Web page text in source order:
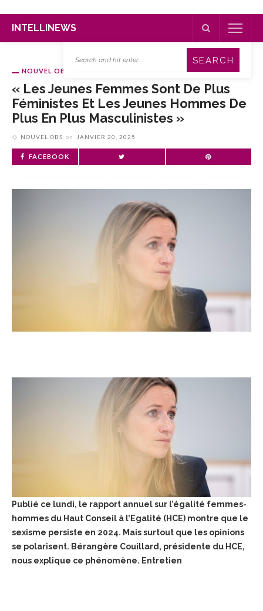
INTELLINEWS
NOUVEL OBS
« Les Jeunes Femmes Sont De Plus
Féministes Et Les Jeunes Hommes De
Plus En Plus Masculinistes »
NOUVEL OBS on JANVIER 20, 2025
FACEBOOK
Publié ce lundi, le rapport annuel sur l’égalité femmes-
hommes du Haut Conseil à l’Egalité (HCE) montre que le
sexisme persiste en 2024. Mais surtout que les opinions
se polarisent. Bérangère Couillard, présidente du HCE,
nous explique ce phénomène. Entretien